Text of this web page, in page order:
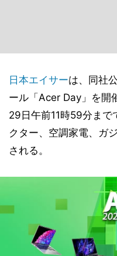
日本エイサーは、同社
ール「Acer Day」を開
29日午前11時59分まで
クター、空調家電、ガ
される。